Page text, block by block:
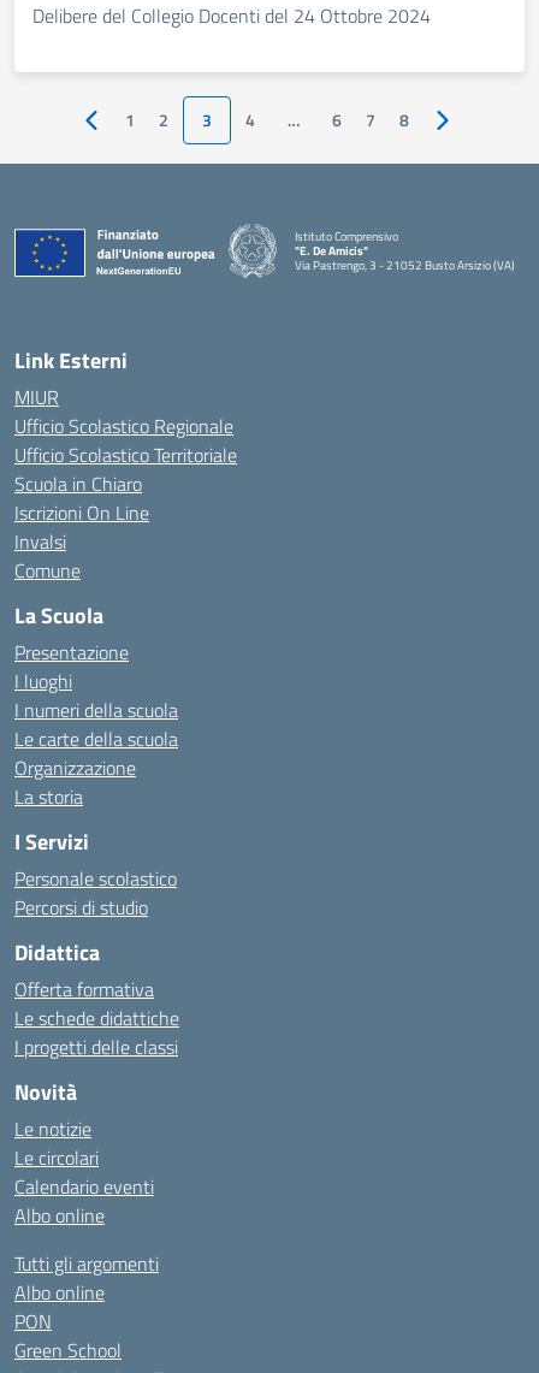
Delibere del Collegio Docenti del 24 Ottobre 2024
Pagina precedente
1 2 3 4 … 6 7 8 Pagina
Istituto Comprensivo
"E. De Amicis"
Via Pastrengo, 3 - 21052 Busto Arsizio (VA)
Link Esterni
MIUR
Ufficio Scolastico Regionale
Ufficio Scolastico Territoriale
Scuola in Chiaro
Iscrizioni On Line
Invalsi
Comune
La Scuola
Presentazione
I luoghi
I numeri della scuola
Le carte della scuola
Organizzazione
La storia
I Servizi
Personale scolastico
Percorsi di studio
Didattica
Offerta formativa
Le schede didattiche
I progetti delle classi
Novità
Le notizie
Le circolari
Calendario eventi
Albo online
Tutti gli argomenti
Albo online
PON
Green School